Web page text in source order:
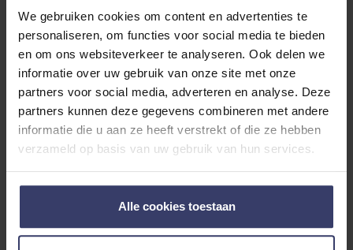
We gebruiken cookies om content en advertenties te
personaliseren, om functies voor social media te bieden
en om ons websiteverkeer te analyseren. Ook delen we
informatie over uw gebruik van onze site met onze
partners voor social media, adverteren en analyse. Deze
partners kunnen deze gegevens combineren met andere
informatie die u aan ze heeft verstrekt of die ze hebben
verzameld op basis van uw gebruik van hun services.
Alle cookies toestaan
Bart
25 mrt 2020
Ik raad dit product aan
Goed produkt
Rating
Goed produkt ter koeling van de benen.
Smeert goed en is makkelijk af te